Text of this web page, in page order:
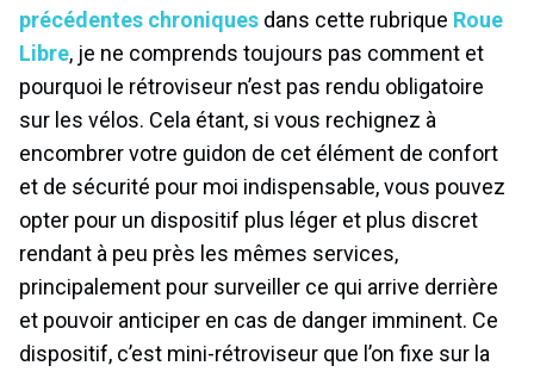
précédentes chroniques dans cette rubrique Roue
Libre, je ne comprends toujours pas comment et
pourquoi le rétroviseur n’est pas rendu obligatoire
sur les vélos. Cela étant, si vous rechignez à
encombrer votre guidon de cet élément de confort
et de sécurité pour moi indispensable, vous pouvez
opter pour un dispositif plus léger et plus discret
rendant à peu près les mêmes services,
principalement pour surveiller ce qui arrive derrière
et pouvoir anticiper en cas de danger imminent. Ce
dispositif, c’est mini-rétroviseur que l’on fixe sur la